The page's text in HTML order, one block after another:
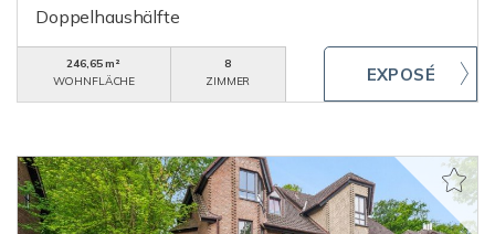
Doppelhaushälfte
246,65 m²
WOHNFLÄCHE
8
ZIMMER